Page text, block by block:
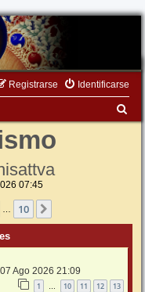
Identificarse
Registrarse
07:45
10
07 Ago 2026 21:09
1 … 10 11 12 13